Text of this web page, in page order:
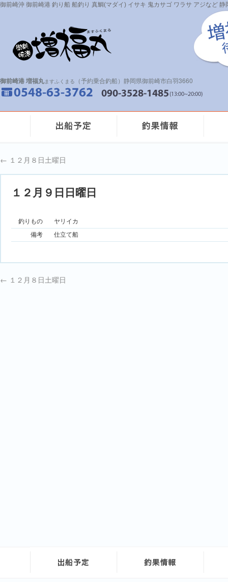
御前崎沖 御前崎港 釣り船 船釣り 真鯛(マダイ) イサキ 鬼カサゴ ワラサ アジなど
御前崎港 増福丸ますふくまる （予約乗合釣船）静岡県御前崎市白羽3660
← １２月８日土曜日
１２月９日日曜日
釣りもの
ヤリイカ
備考
仕立て船
← １２月８日土曜日